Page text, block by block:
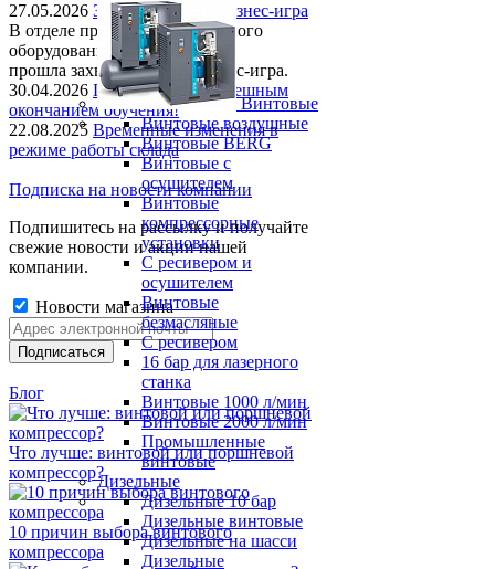
Винтовые
Винтовые воздушные
Винтовые BERG
Винтовые с
осушителем
Винтовые
компрессорные
установки
C ресивером и
осушителем
Винтовые
безмасляные
C ресивером
16 бар для лазерного
станка
Винтовые 1000 л/мин
Винтовые 2000 л/мин
Промышленные
винтовые
Дизельные
Дизельные 10 бар
Дизельные винтовые
Дизельные на шасси
Дизельные
27.05.2026 Захватывающая бизнес-игра
В отделе продаж компрессорного
оборудования
прошла захватывающая бизнес-игра.
30.04.2026 Поздравляем с успешным
окончанием обучения!
22.08.2025 Временные изменения в
режиме работы склада
Подписка на новости компании
Подпишитесь на рассылку и получайте
свежие новости и акции нашей
компании.
Новости магазина
Блог
Что лучше: винтовой или поршневой
компрессор?
10 причин выбора винтового
компрессора